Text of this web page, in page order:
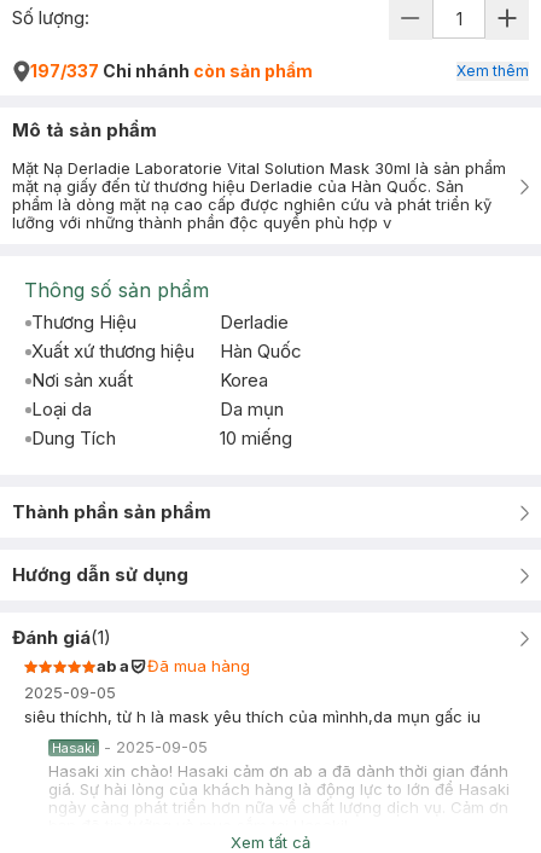
Số lượng:
197/337 Chi nhánh còn sản phẩm Xem thêm
Mô tả sản phẩm
Mặt Nạ Derladie Laboratorie Vital Solution Mask 30ml là sản phẩm
mặt nạ giấy đến từ thương hiệu Derladie của Hàn Quốc. Sản
phẩm là dòng mặt nạ cao cấp được nghiên cứu và phát triển kỹ
lưỡng với những thành phần độc quyền phù hợp v
Thông số sản phẩm
Thương Hiệu
Derladie
Xuất xứ thương hiệu
Hàn Quốc
Nơi sản xuất
Korea
Loại da
Da mụn
Dung Tích
10 miếng
Thành phần sản phẩm
Hướng dẫn sử dụng
Đánh giá(1)
ab a
Đã mua hàng
2025-09-05
siêu thíchh, từ h là mask yêu thích của mìnhh,da mụn gấc iu
Hasaki - 2025-09-05
Hasaki xin chào! Hasaki cảm ơn ab a đã dành thời gian đánh
giá. Sự hài lòng của khách hàng là động lực to lớn để Hasaki
ngày càng phát triển hơn nữa về chất lượng dịch vụ. Cảm ơn
Xem tất cả